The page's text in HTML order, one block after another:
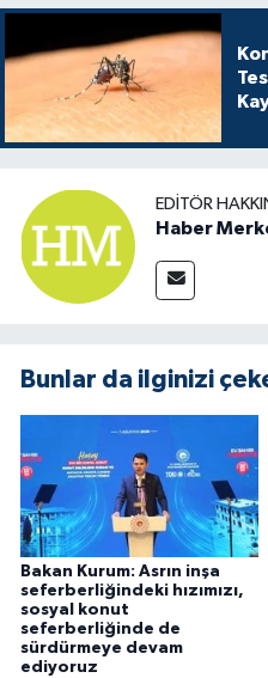
EDITÖR
Haber
Bunlar da ilginizi
Bakan Kurum: Asrın inşa
seferberliğindeki hızımızı,
sosyal konut
seferberliğinde de
sürdürmeye devam
ediyoruz